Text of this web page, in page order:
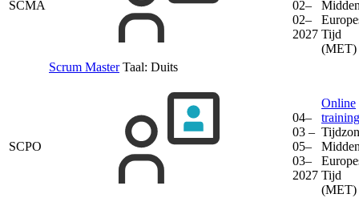
SCMA
Scrum Master Taal: Duits
02–
02–
2027 Tijd
(MET)
SCPO
04–
03 –
05–
03–
2027
Online
training
Tijd
(MET)